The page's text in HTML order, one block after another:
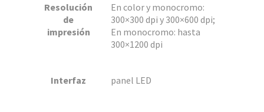
Resolución
de
impresión
En color y monocromo:
300×300 dpi y 300×600 dpi;
En monocromo: hasta
300×1200 dpi
Interfaz panel LED